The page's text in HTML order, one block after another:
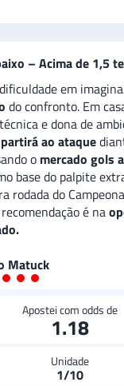
– Acima de 1,5
em
do confronto. Em
e dona de
partirá ao ataque
o mercado gols
base do palpite
rodada do
é na
Matuck
Apostei com odds de
1.18
Unidade
1/10